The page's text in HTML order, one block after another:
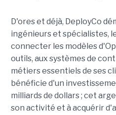
D'ores et déjà, DeployCo
ingénieurs et spécialistes,
connecter les modèles
outils, aux systèmes de
métiers essentiels de ses
bénéficie d'un
milliards de dollars ; cet
son activité et à acquérir